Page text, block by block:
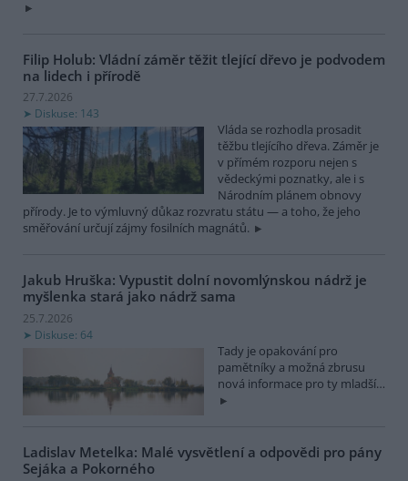
Filip Holub: Vládní záměr těžit tlející dřevo je podvodem
na lidech i přírodě
27.7.2026
Diskuse: 143
Vláda se rozhodla prosadit
těžbu tlejícího dřeva. Záměr je
v přímém rozporu nejen s
vědeckými poznatky, ale i s
Národním plánem obnovy
přírody. Je to výmluvný důkaz rozvratu státu — a toho, že jeho
směřování určují zájmy fosilních magnátů.
Jakub Hruška: Vypustit dolní novomlýnskou nádrž je
myšlenka stará jako nádrž sama
25.7.2026
Diskuse: 64
Tady je opakování pro
pamětníky a možná zbrusu
nová informace pro ty mladší…
Ladislav Metelka: Malé vysvětlení a odpovědi pro pány
Sejáka a Pokorného